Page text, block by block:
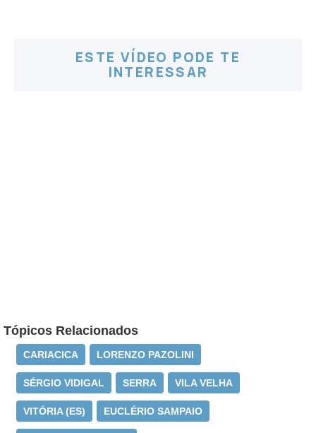
ESTE VÍDEO PODE TE
INTERESSAR
Tópicos Relacionados
CARIACICA LORENZO PAZOLINI
SÉRGIO VIDIGAL SERRA VILA VELHA
VITÓRIA (ES) EUCLÉRIO SAMPAIO